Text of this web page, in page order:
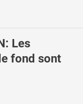
Les
fond sont